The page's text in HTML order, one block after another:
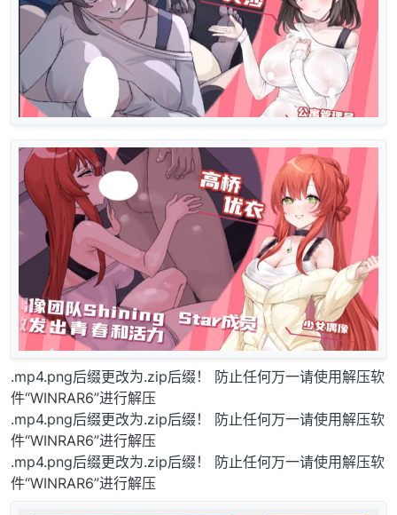
.mp4.png后缀更改为.zip后缀！ 防止任何万一请使用解压软
件“WINRAR6”进行解压
.mp4.png后缀更改为.zip后缀！ 防止任何万一请使用解压软
件“WINRAR6”进行解压
.mp4.png后缀更改为.zip后缀！ 防止任何万一请使用解压软
件“WINRAR6”进行解压